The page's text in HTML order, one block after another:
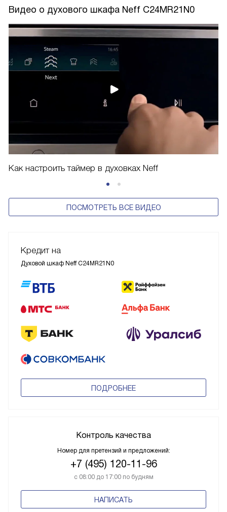
Видео о духового шкафа Neff C24MR21N0
Как настроить таймер в духовках Neff
ПОСМОТРЕТЬ ВСЕ ВИДЕО
Кредит на
Духовой шкаф Neff C24MR21N0
ПОДРОБНЕЕ
Контроль качества
Номер для претензий и предложений:
+7 (495) 120-11-96
с 08:00 до 17:00 по будням
НАПИСАТЬ